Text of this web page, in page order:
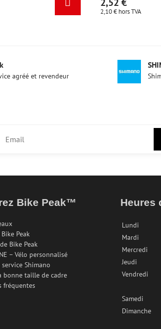
2,10 €
agréé et revendeur
Bike Peak™
Peak
Bike Peak
– Vélo personnalisé
Shimano
bonne taille de cadre
fréquentes
Heures
Lundi
Mardi
Mercredi
Jeudi
Vendredi
Samedi
Dimanche